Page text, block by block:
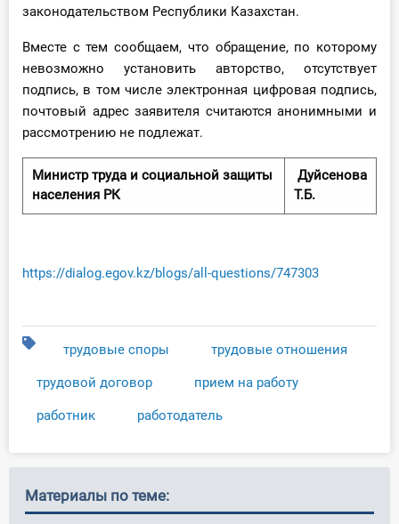
законодательством Республики Казахстан.
Вместе с тем сообщаем, что обращение, по которому
невозможно установить авторство, отсутствует
подпись, в том числе электронная цифровая подпись,
почтовый адрес заявителя считаются анонимными и
рассмотрению не подлежат.
Министр труда и социальной защиты
населения РК
Дуйсенова
Т.Б.
https://dialog.egov.kz/blogs/all-questions/747303
трудовые споры трудовые отношения
трудовой договор прием на работу
работник работодатель
Материалы по теме: